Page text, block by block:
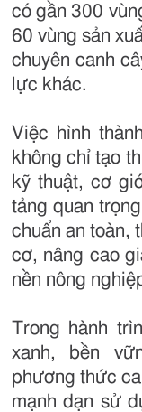
có gần 300
60 vùng sản
chuyên canh
lực khác.
Việc hình
không chỉ tạo
kỹ thuật, cơ
tảng quan
chuẩn an toàn,
cơ, nâng cao
nền nông
Trong hành
xanh, bền
phương thức
mạnh dạn sử